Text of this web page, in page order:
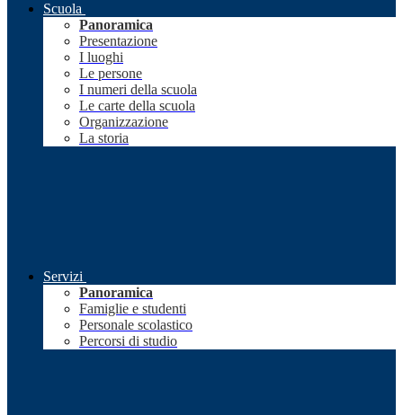
Scuola
Panoramica
Presentazione
I luoghi
Le persone
I numeri della scuola
Le carte della scuola
Organizzazione
La storia
Servizi
Panoramica
Famiglie e studenti
Personale scolastico
Percorsi di studio